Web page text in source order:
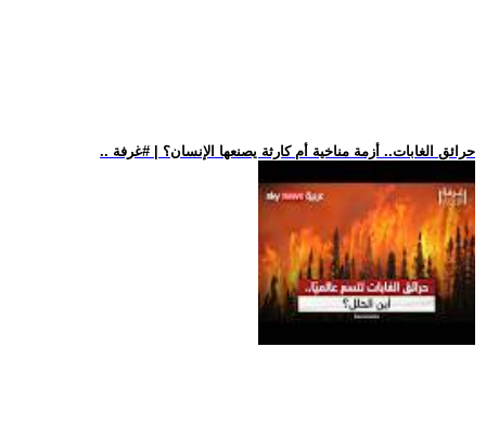
.. حرائق الغابات.. أزمة مناخية أم كارثة يصنعها الإنسان؟ | #غرفة